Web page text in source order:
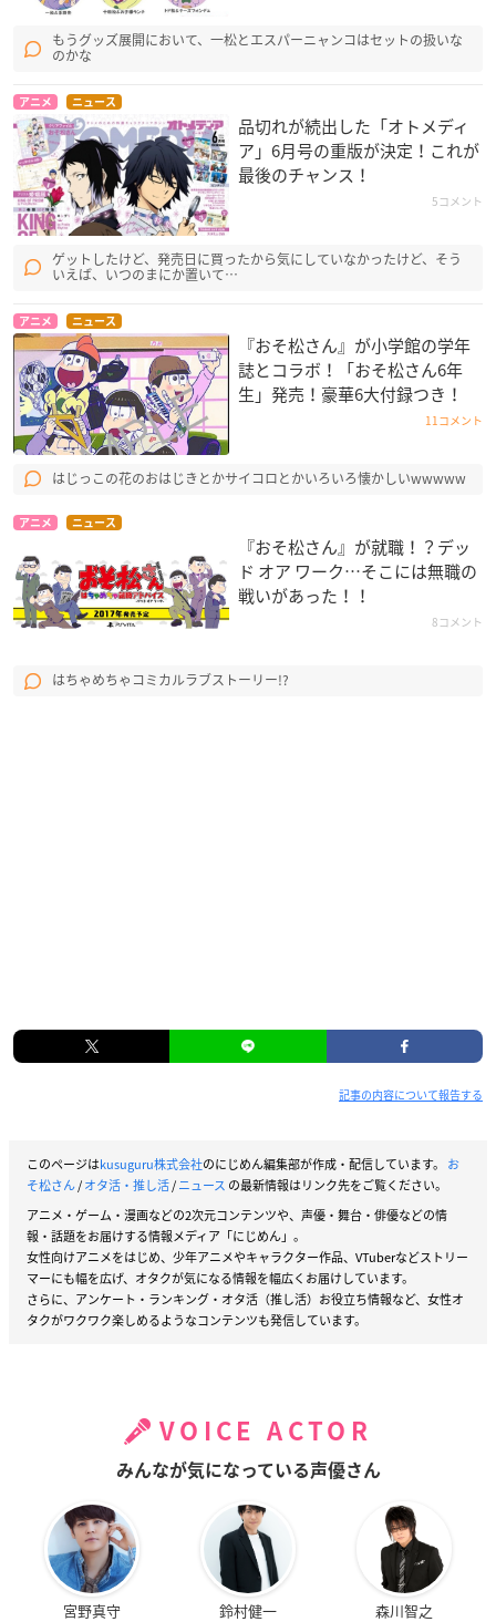
もうグッズ展開において、一松とエスパーニャンコはセットの扱いな
のかな
アニメ ニュース
品切れが続出した「オトメディ
ア」6月号の重版が決定！これが
最後のチャンス！
5コメント
ゲットしたけど、発売日に買ったから気にしていなかったけど、そう
いえば、いつのまにか置いて…
アニメ ニュース
『おそ松さん』が小学館の学年
誌とコラボ！「おそ松さん6年
生」発売！豪華6大付録つき！
11コメント
はじっこの花のおはじきとかサイコロとかいろいろ懐かしいwwwww
アニメ ニュース
『おそ松さん』が就職！？デッ
ド オア ワーク…そこには無職の
戦いがあった！！
8コメント
はちゃめちゃコミカルラブストーリー!?
記事の内容について報告する
このページはkusuguru株式会社のにじめん編集部が作成・配信しています。 お
そ松さん/オタ活・推し活/ニュース の最新情報はリンク先をご覧ください。
アニメ・ゲーム・漫画などの2次元コンテンツや、声優・舞台・俳優などの情
報・話題をお届けする情報メディア「にじめん」。
女性向けアニメをはじめ、少年アニメやキャラクター作品、VTuberなどストリー
マーにも幅を広げ、オタクが気になる情報を幅広くお届けしています。
さらに、アンケート・ランキング・オタ活（推し活）お役立ち情報など、女性オ
タクがワクワク楽しめるようなコンテンツも発信しています。
VOICE ACTOR
みんなが気になっている声優さん
宮野真守 鈴村健一 森川智之